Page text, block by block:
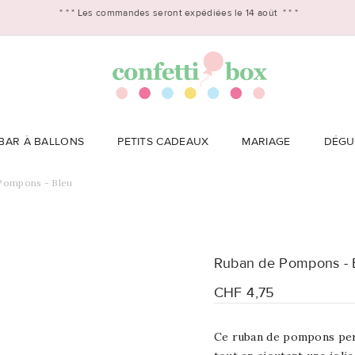
* * * Les commandes seront expédiées le 14 août * * *
À BALLONS PETITS CADEAUX MARIAGE
- Bleu
Ruban de Pompons -
CHF 4,75
Ce ruban de pompons